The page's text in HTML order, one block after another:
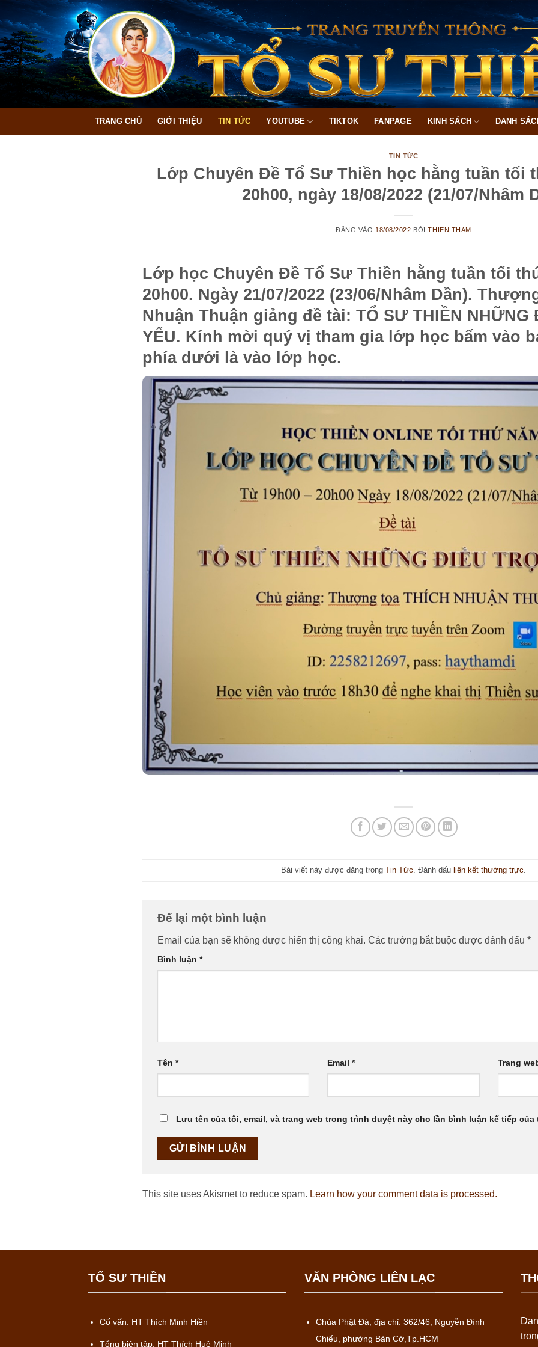
qua
nội
dung
TRANG CHỦ GIỚI THIỆU TIN TỨC YOUTUBE TIKTOK FANPAGE KINH SÁCH DANH
TIN TỨC
Lớp Chuyên Đề Tổ Sư Thiền học hằng tuần tối
20h00, ngày 18/08/2022 (21/07/Nhâm
ĐĂNG VÀO 18/08/2022 BỞITHIEN THAM
Lớp học Chuyên Đề Tổ Sư Thiền hằng tuần tối
20h00. Ngày 21/07/2022 (23/06/Nhâm Dần).
Nhuận Thuận giảng đề tài: TỔ SƯ THIỀN NHỮNG
YẾU. Kính mời quý vị tham gia lớp học bấm vào
phía dưới là vào lớp học.
Bài viết này được đăng trong Tin Tức . Đánh dấu liên kết thường trực
Để lại một bình luận
Email của bạn sẽ không được hiển thị công khai. Các trường bắt buộc được đánh dấu *
Bình luận *
Tên * Email* Trang
Lưu tên của tôi, email, và trang web trong trình duyệt này cho lần bình luận kế tiếp của
This site uses Akismet to reduce spam. Learn how your comment data is processed.
TỔ SƯ THIỀN
Cố vấn: HT Thích Minh Hiền
Tổng biên tập: HT Thích Huệ Minh
VĂN PHÒNG LIÊN LẠC
Chùa Phật Đà, địa chỉ: 362/46, Nguyễn Đình
Chiểu, phường Bàn Cờ,Tp.HCM